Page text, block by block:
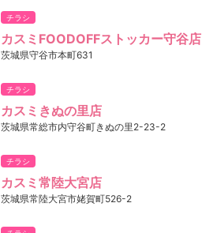
チラシ
カスミFOODOFFストッカー守谷店
茨城県守谷市本町631
チラシ
カスミきぬの里店
茨城県常総市内守谷町きぬの里2-23-2
チラシ
カスミ常陸大宮店
茨城県常陸大宮市姥賀町526-2